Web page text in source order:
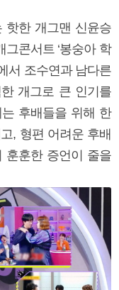
핫한 개그맨 신윤승
콘서트 ‘봉숭아 학
서 조수연과 남다른
개그로 큰 인기를
후배들을 위해 한
, 형편 어려운 후배
훈훈한 증언이 줄을